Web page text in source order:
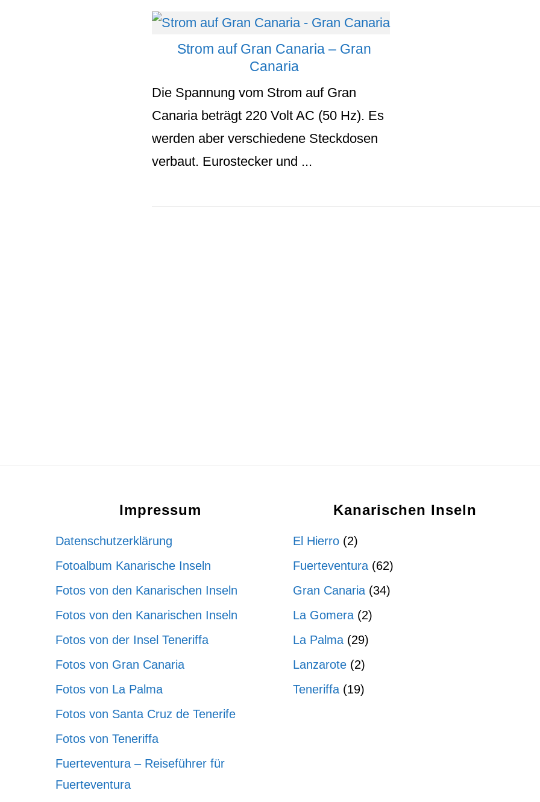
Strom auf Gran Canaria – Gran
Canaria
Die Spannung vom Strom auf Gran
Canaria beträgt 220 Volt AC (50 Hz). Es
werden aber verschiedene Steckdosen
verbaut. Eurostecker und ...
Impressum
Datenschutzerklärung
Fotoalbum Kanarische Inseln
Fotos von den Kanarischen Inseln
Fotos von den Kanarischen Inseln
Fotos von der Insel Teneriffa
Fotos von Gran Canaria
Fotos von La Palma
Fotos von Santa Cruz de Tenerife
Fotos von Teneriffa
Fuerteventura – Reiseführer für
Fuerteventura
Kanarischen Inseln
El Hierro (2)
Fuerteventura (62)
Gran Canaria (34)
La Gomera (2)
La Palma (29)
Lanzarote (2)
Teneriffa (19)